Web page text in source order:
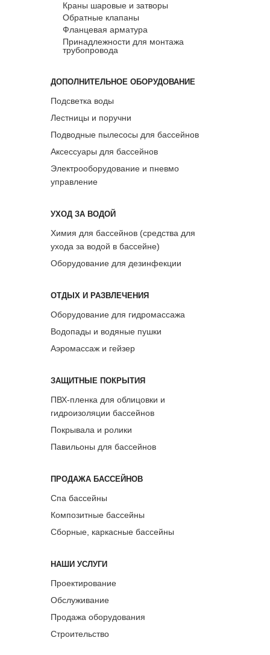
Краны шаровые и затворы
Обратные клапаны
Фланцевая арматура
Принадлежности для монтажа
трубопровода
ДОПОЛНИТЕЛЬНОЕ ОБОРУДОВАНИЕ
Подсветка воды
Лестницы и поручни
Подводные пылесосы для бассейнов
Аксессуары для бассейнов
Электрооборудование и пневмо
управление
УХОД ЗА ВОДОЙ
Химия для бассейнов (средства для
ухода за водой в бассейне)
Оборудование для дезинфекции
ОТДЫХ И РАЗВЛЕЧЕНИЯ
Оборудование для гидромассажа
Водопады и водяные пушки
Аэромассаж и гейзер
ЗАЩИТНЫЕ ПОКРЫТИЯ
ПВХ-пленка для облицовки и
гидроизоляции бассейнов
Покрывала и ролики
Павильоны для бассейнов
ПРОДАЖА БАССЕЙНОВ
Спа бассейны
Композитные бассейны
Сборные, каркасные бассейны
НАШИ УСЛУГИ
Проектирование
Обслуживание
Продажа оборудования
Строительство